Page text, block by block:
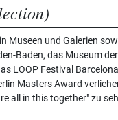
Museen und Galerien
Baden, das Museum
LOOP Festival
Masters Award
all in this together" zu